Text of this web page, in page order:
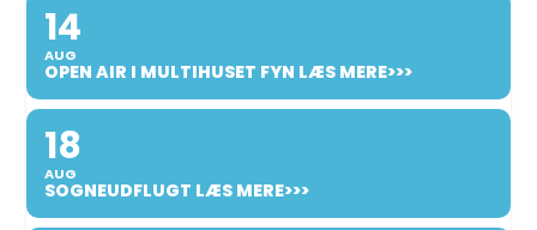
14
AUG
OPEN AIR I MULTIHUSET FYN LÆS MERE>>>
18
AUG
SOGNEUDFLUGT LÆS MERE>>>